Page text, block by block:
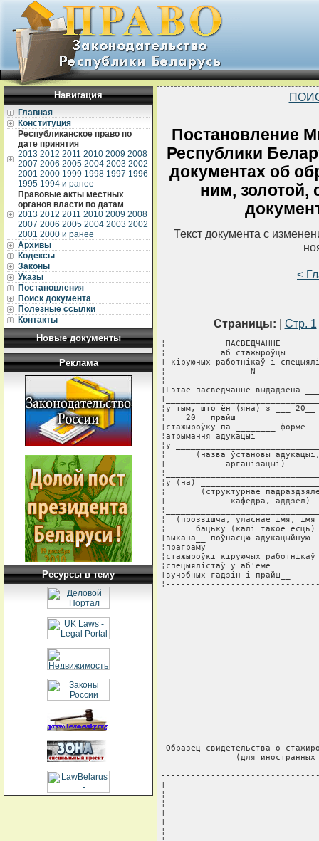
Навигация
Главная
Конституция
Республиканское право по
дате принятия
2013 2012 2011 2010 2009 2008
2007 2006 2005 2004 2003 2002
2001 2000 1999 1998 1997 1996
1995 1994 и ранее
Правовые акты местных
органов власти по датам
2013 2012 2011 2010 2009 2008
2007 2006 2005 2004 2003 2002
2001 2000 и ранее
Архивы
Кодексы
Законы
Указы
Постановления
Поиск документа
Полезные ссылки
Контакты
Новые документы
Реклама
Ресурсы в тему
Постановление
Республики
документах об
ним, золотой,
Текст документа с
<
Страницы: | Стр. 1
¦            ПАСВЕДЧАННЕ
¦           аб стажыроўцы
¦ кiруючых работнiкаў i
¦                 N
¦
¦Гэтае пасведчанне
¦у тым, што ён (яна) з ___ 20__
¦___ 20__ прайш__
¦стажыроўку па
¦атрымання адукацыi
¦у
¦      (назва ўстановы
¦            арганiзацыi)
¦у (на)
¦       (структурнае
¦             кафедра, аддзел)
¦  (прозвiшча, уласнае iмя,
¦      бацьку (калi
¦выкана__ поўнасцю
¦праграму
¦стажыроўкi кiруючых
¦спецыялiстаў у аб'ёме
¦вучэбных гадзiн i
Образец свидетельства о
(для
¦
¦
¦                                    ¦
¦
¦
¦